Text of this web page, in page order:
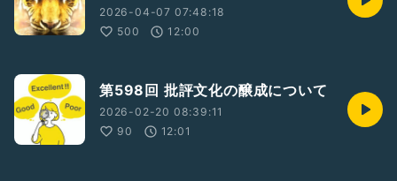
2026-04-07 07:48:18
500
12:00
第598回 批評文化の醸成について
2026-02-20 08:39:11
90
12:01